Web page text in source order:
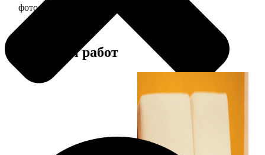
фото 20х20 в деревянной рамке
Примеры работ